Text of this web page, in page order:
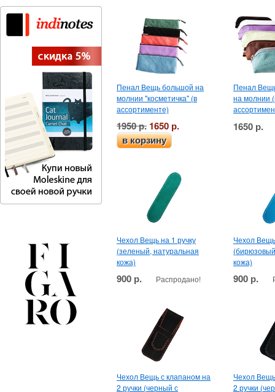
Пенал Вещь большой на
молнии "косметичка" (в
ассортименте)
1950 р. 1650 р.
в корзину
Пенал
на молнии
1650 р.
Чехол Вещь на 1 ручку
(зеленый, натуральная
кожа)
900 р. Распродано!
Чехол
кожа)
900 р.
Чехол Вещь с клапаном на
2 ручки (черный с
Чехол
2 ручки